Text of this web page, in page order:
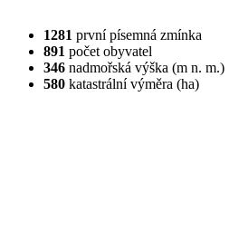
1281 první písemná zmínka
891 počet obyvatel
346 nadmořská výška (m n. m.)
580 katastrální výměra (ha)